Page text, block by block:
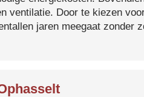
ventilatie. Door te kiezen
jaren meegaat zonder